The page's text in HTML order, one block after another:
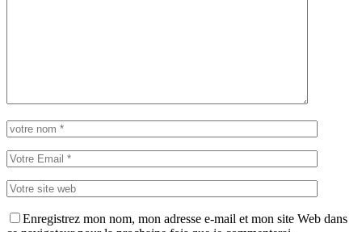
Enregistrez mon nom, mon adresse e-mail et mon site Web dans